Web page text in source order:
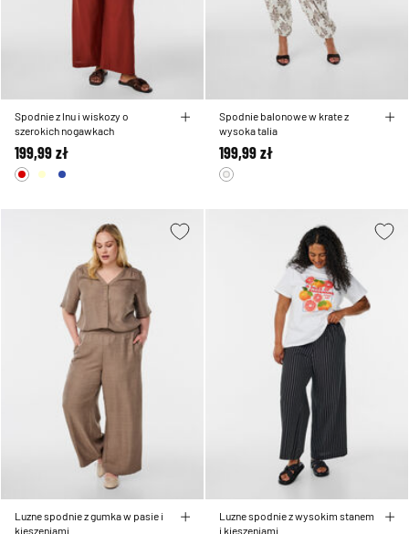
Spodnie z lnu i wiskozy o
szerokich nogawkach
199,99 zł
Spodnie balonowe w krate z
wysoka talia
199,99 zł
Luzne spodnie z gumka w pasie i
kieszeniami
Luzne spodnie z wysokim stanem
i kieszeniami